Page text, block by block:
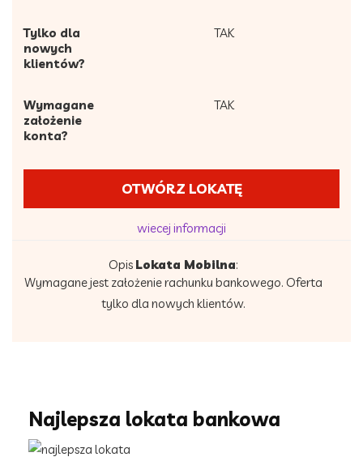
Tylko dla
nowych
klientów?
TAK
Wymagane
założenie
konta?
TAK
OTWÓRZ LOKATĘ
wiecej informacji
Opis Lokata Mobilna:
Wymagane jest założenie rachunku bankowego. Oferta
tylko dla nowych klientów.
Najlepsza lokata bankowa